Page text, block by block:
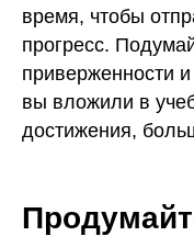
время, чтобы
прогресс.
приверженности
вы вложили в
достижения,
Литература
Русский язык
Математика